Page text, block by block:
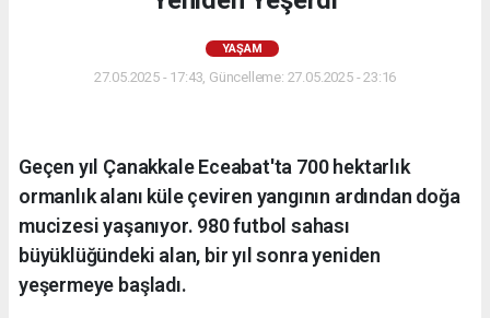
YAŞAM
27.05.2025 - 17:43, Güncelleme: 27.05.2025 - 23:16
Geçen yıl Çanakkale Eceabat'ta 700 hektarlık
ormanlık alanı küle çeviren yangının ardından doğa
mucizesi yaşanıyor. 980 futbol sahası
büyüklüğündeki alan, bir yıl sonra yeniden
yeşermeye başladı.